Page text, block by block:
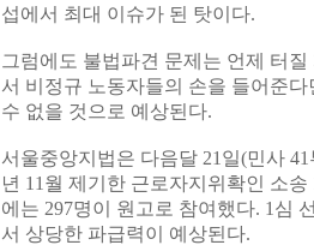
섭에서 최대 이슈가 된 탓이다.
그럼에도 불법파견 문제는 언제 터
서 비정규 노동자들의 손을 들어준
수 없을 것으로 예상된다.
서울중앙지법은 다음달 21일(민사
년 11월 제기한 근로자지위확인 소
에는 297명이 원고로 참여했다. 1심
서 상당한 파급력이 예상된다.